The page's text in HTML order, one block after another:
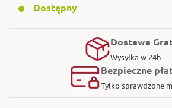
Dostępny
Dostawa
Wysyłka w 24h
Bezpieczne
Tylko sprawdzone